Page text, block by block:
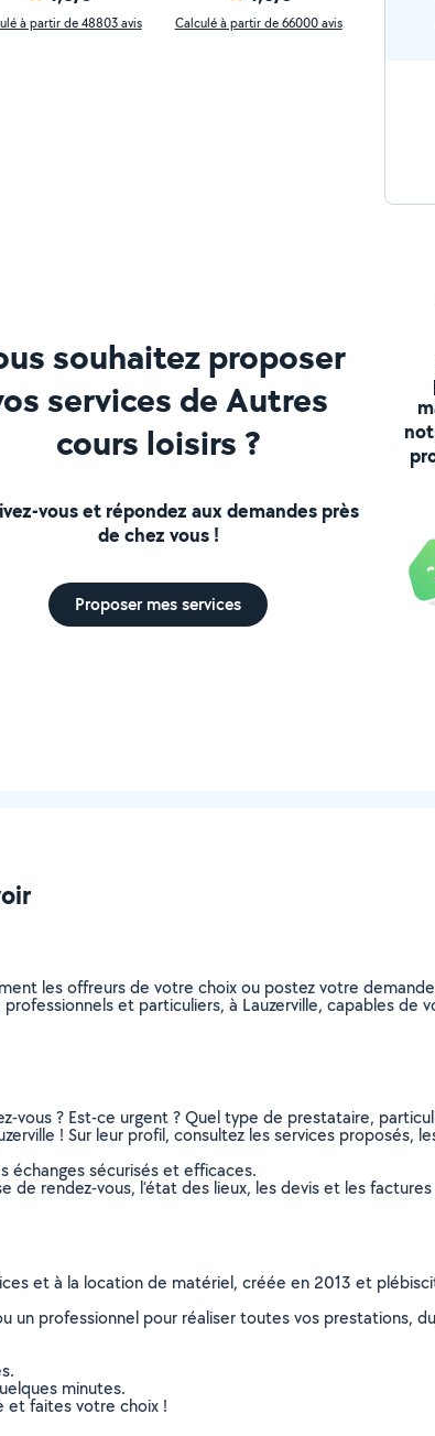
à partir de 48803 avis Calculé à partir de 66000 avis
souhaitez proposer
services de Autres
cours loisirs ?
vous et répondez aux demandes près
de chez vous !
Proposer mes services
les offreurs de votre choix ou postez votre
et particuliers, à Lauzerville, capables de
? Est-ce urgent ? Quel type de prestataire,
! Sur leur profil, consultez les services proposés,
échanges sécurisés et efficaces.
rendez-vous, l’état des lieux, les devis et les
et à la location de matériel, créée en 2013 et
professionnel pour réaliser toutes vos prestations,
minutes.
et faites votre choix !